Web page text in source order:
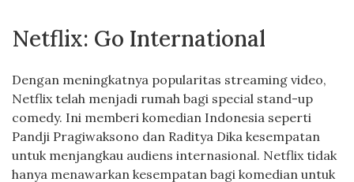
Netflix: Go International
Dengan meningkatnya popularitas streaming video,
Netflix telah menjadi rumah bagi special stand-up
comedy. Ini memberi komedian Indonesia seperti
Pandji Pragiwaksono dan Raditya Dika kesempatan
untuk menjangkau audiens internasional. Netflix tidak
hanya menawarkan kesempatan bagi komedian untuk